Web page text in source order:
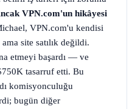
VPN.com'un hikâyesi
VPN.com'u kendisi
site satılık değildi.
etmeyi başardı — ve
tasarruf etti. Bu
komisyonculuğu
bugün diğer